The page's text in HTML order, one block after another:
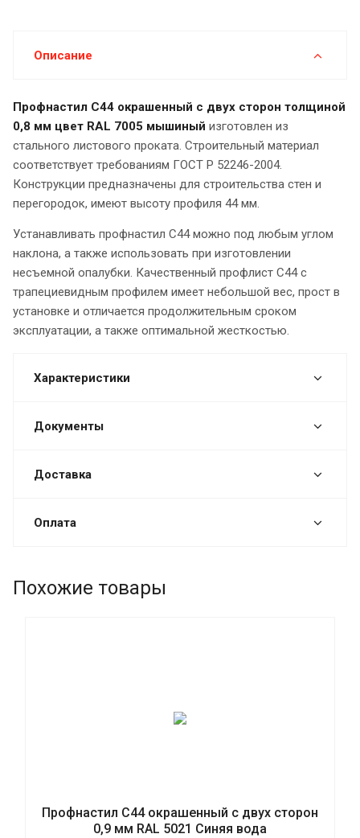
Описание
Профнастил С44 окрашенный с двух сторон толщиной
0,8 мм цвет RAL 7005 мышиный изготовлен из
стального листового проката. Строительный материал
соответствует требованиям ГОСТ Р 52246-2004.
Конструкции предназначены для строительства стен и
перегородок, имеют высоту профиля 44 мм.
Устанавливать профнастил С44 можно под любым углом
наклона, а также использовать при изготовлении
несъемной опалубки. Качественный профлист С44 с
трапециевидным профилем имеет небольшой вес, прост в
установке и отличается продолжительным сроком
эксплуатации, а также оптимальной жесткостью.
Характеристики
Документы
Доставка
Оплата
Похожие товары
Профнастил С44 окрашенный с двух сторон
0,9 мм RAL 5021 Синяя вода